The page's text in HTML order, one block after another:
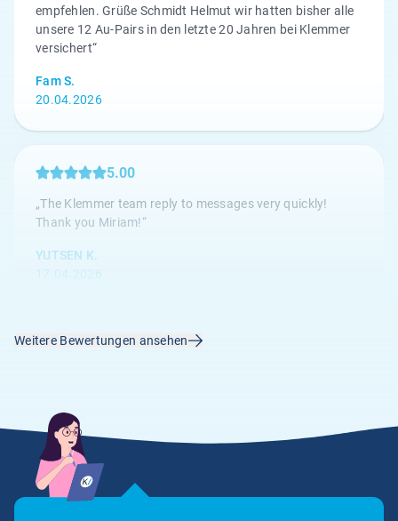
empfehlen. Grüße Schmidt Helmut wir hatten bisher alle
unsere 12 Au-Pairs in den letzte 20 Jahren bei Klemmer
versichert“
Fam S.
20.04.2026
5.00
„The Klemmer team reply to messages very quickly!
Thank you Miriam!“
YUTSEN K.
17.04.2026
4.67
Anonym
14.04.2026
Weitere Bewertungen ansehen